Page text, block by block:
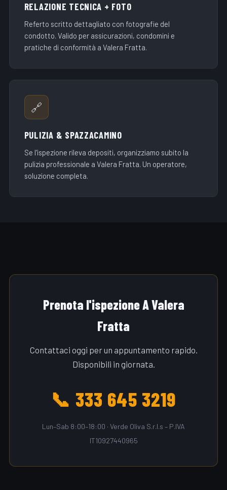
RELAZIONE TECNICA + FOTO
Referto scritto dettagliato con fotografie del
condotto. Valido per assicurazioni, condomini e
pratiche di conformità a Valera Fratta.
🔗
PULIZIA & SPAZZACAMINO
Se l'ispezione rileva depositi, organizziamo subito la
pulizia professionale a Valera Fratta. Un operatore,
soluzione completa.
Prenota l'ispezione A Valera
Fratta
Contattaci oggi per un appuntamento rapido.
Disponibili in giornata.
📞 333 645 3219
Lun–Sab 8:00–18:00 · Verde Oliva S.r.l.s – P.IVA
IT10927440965